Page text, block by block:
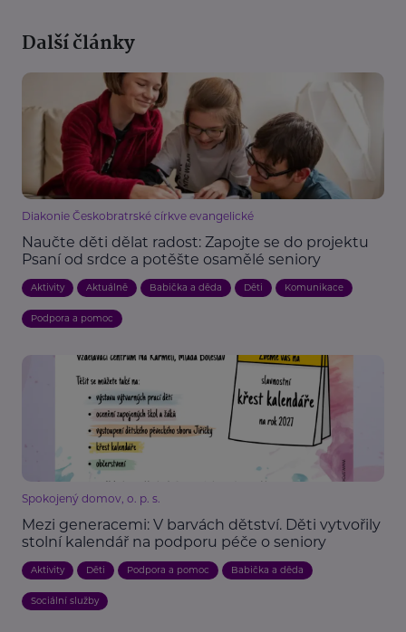
Další články
Diakonie Českobratrské církve evangelické
Naučte děti dělat radost: Zapojte se do projektu
Psaní od srdce a potěšte osamělé seniory
Aktivity Aktuálně Babička a děda Děti Komunikace
Podpora a pomoc
Spokojený domov, o. p. s.
Mezi generacemi: V barvách dětství. Děti vytvořily
stolní kalendář na podporu péče o seniory
Aktivity Děti Podpora a pomoc Babička a děda
Sociální služby